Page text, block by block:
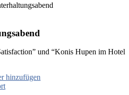
und “Konis Hupen im Hotel
hinzufügen